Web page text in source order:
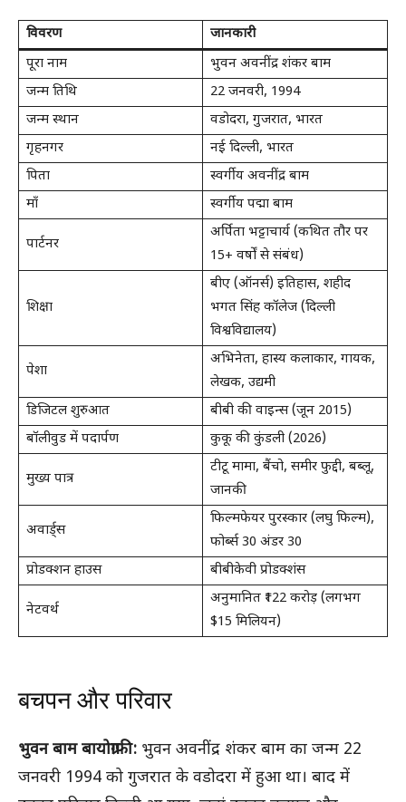
विवरण
जानकारी
पूरा नाम
भुवन अवनींद्र शंकर बाम
जन्म तिथि
22 जनवरी, 1994
जन्म स्थान
वडोदरा, गुजरात, भारत
गृहनगर
नई दिल्ली, भारत
पिता
स्वर्गीय अवनींद्र बाम
माँ
स्वर्गीय पद्मा बाम
पार्टनर
अर्पिता भट्टाचार्य (कथित तौर पर
15+ वर्षों से संबंध)
शिक्षा
बीए (ऑनर्स) इतिहास, शहीद
भगत सिंह कॉलेज (दिल्ली
विश्वविद्यालय)
पेशा
अभिनेता, हास्य कलाकार, गायक,
लेखक, उद्यमी
डिजिटल शुरुआत
बीबी की वाइन्स (जून 2015)
बॉलीवुड में पदार्पण
कुकू की कुंडली (2026)
मुख्य पात्र
टीटू मामा, बैंचो, समीर फुद्दी, बब्लू,
जानकी
अवार्ड्स
फिल्मफेयर पुरस्कार (लघु फिल्म),
फोर्ब्स 30 अंडर 30
प्रोडक्शन हाउस
बीबीकेवी प्रोडक्शंस
नेटवर्थ
अनुमानित ₹122 करोड़ (लगभग
$15 मिलियन)
बचपन और परिवार
भुवन बाम बायोग्राफी: भुवन अवनींद्र शंकर बाम का जन्म 22
जनवरी 1994 को गुजरात के वडोदरा में हुआ था। बाद में